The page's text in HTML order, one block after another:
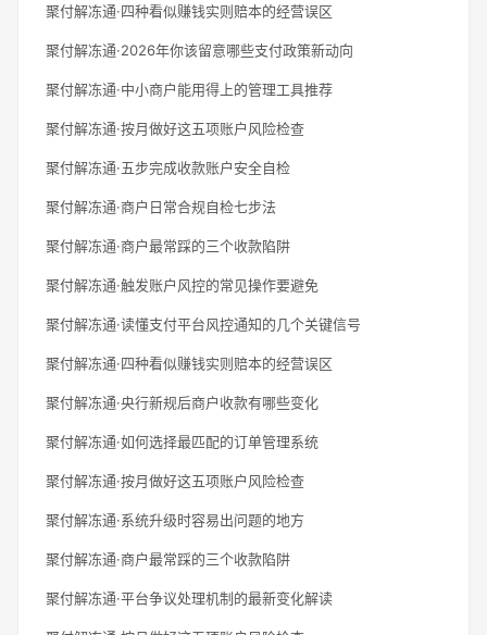
聚付解冻通·四种看似赚钱实则赔本的经营误区
聚付解冻通·2026年你该留意哪些支付政策新动向
聚付解冻通·中小商户能用得上的管理工具推荐
聚付解冻通·按月做好这五项账户风险检查
聚付解冻通·五步完成收款账户安全自检
聚付解冻通·商户日常合规自检七步法
聚付解冻通·商户最常踩的三个收款陷阱
聚付解冻通·触发账户风控的常见操作要避免
聚付解冻通·读懂支付平台风控通知的几个关键信号
聚付解冻通·四种看似赚钱实则赔本的经营误区
聚付解冻通·央行新规后商户收款有哪些变化
聚付解冻通·如何选择最匹配的订单管理系统
聚付解冻通·按月做好这五项账户风险检查
聚付解冻通·系统升级时容易出问题的地方
聚付解冻通·商户最常踩的三个收款陷阱
聚付解冻通·平台争议处理机制的最新变化解读